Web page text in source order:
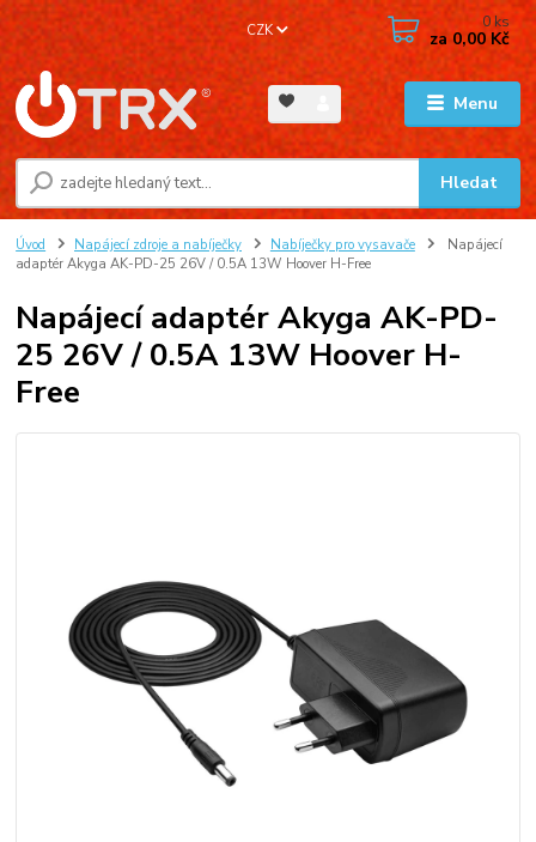
Menu
CZK
Hledat
0ks
za0,00 Kč
Úvod Napájecí zdroje a nabíječky Nabíječky pro vysavače
Napájecí
adaptér Akyga AK-PD-25 26V / 0.5A 13W Hoover H-Free
Napájecí adaptér Akyga AK-PD-
25 26V / 0.5A 13W Hoover H-
Free